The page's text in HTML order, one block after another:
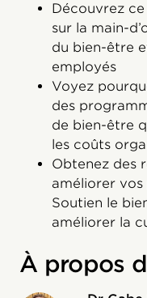
Découvrez
sur la main-
du bien-être
employés
Voyez
des
de bien-être
les coûts
Obtenez des
améliorer
Soutien le
améliorer la
À propos